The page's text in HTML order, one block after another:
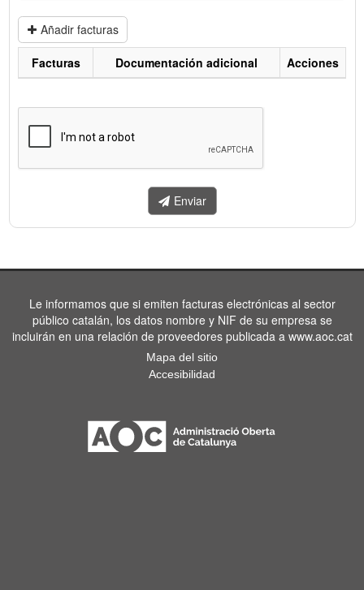
Añadir facturas
enviar.
Facturas Documentación adicional Acciones
Enviar
Le informamos que si emiten facturas electrónicas al sector
público catalán, los datos nombre y NIF de su empresa se
incluirán en una relación de proveedores publicada a www.aoc.cat
Mapa del sitio
Accesibilidad